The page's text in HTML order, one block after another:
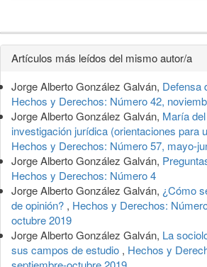
Detalles
del
artículo
Artículos más leídos del mismo autor/a
Jorge Alberto González Galván, Defensa
Hechos y Derechos: Número 42,
Jorge Alberto González Galván, María
investigación jurídica (orientaciones para
Hechos y Derechos: Número 57, mayo-
Jorge Alberto González Galván,
Hechos y Derechos: Número 4
Jorge Alberto González Galván, ¿Cómo
de opinión? , Hechos y Derechos:
octubre 2019
Jorge Alberto González Galván, La
sus campos de estudio , Hechos y